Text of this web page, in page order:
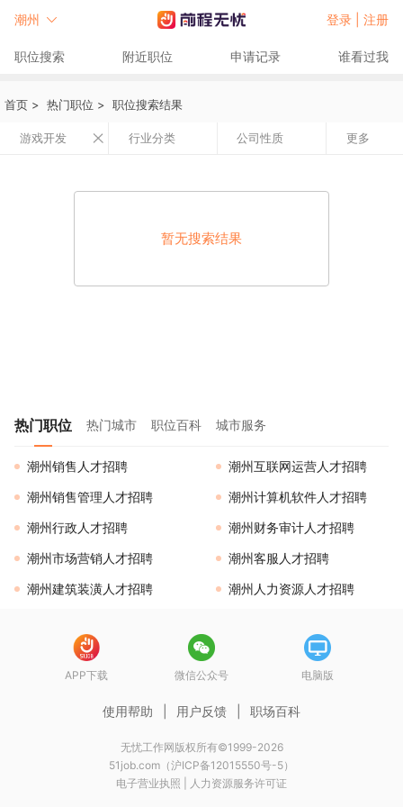
潮州 登录 | 注册
职位搜索 附近职位 申请记录 谁看过我
首页 > 热门职位 > 职位搜索结果
游戏开发 行业分类 公司性质 更多
暂无搜索结果
热门职位 热门城市 职位百科 城市服务
潮州销售人才招聘
潮州互联网运营人才招聘
潮州销售管理人才招聘
潮州计算机软件人才招聘
潮州行政人才招聘
潮州财务审计人才招聘
潮州市场营销人才招聘
潮州客服人才招聘
潮州建筑装潢人才招聘
潮州人力资源人才招聘
APP下载 微信公众号 电脑版
使用帮助 用户反馈 职场百科
无忧工作网版权所有©1999-2026
51job.com（沪ICP备12015550号-5）
电子营业执照
人力资源服务许可证